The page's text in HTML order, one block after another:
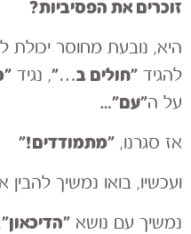
זוכרים את הפסיביות?
היא, נובעת מחוסר יכולת
להגיד ״חולים ב…״, נגיד
על ה״עם״…
אז סגרנו, ״מתמודדים!״
ועכשיו, בואו נמשיך
נמשיך עם נושא ״הדיכאון״